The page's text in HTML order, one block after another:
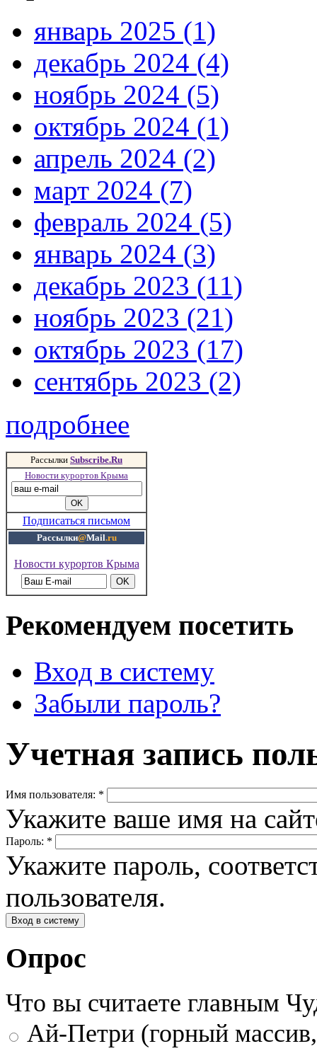
январь 2025 (1)
декабрь 2024 (4)
ноябрь 2024 (5)
октябрь 2024 (1)
апрель 2024 (2)
март 2024 (7)
февраль 2024 (5)
январь 2024 (3)
декабрь 2023 (11)
ноябрь 2023 (21)
октябрь 2023 (17)
сентябрь 2023 (2)
подробнее
Рассылки Subscribe.Ru
Новости курортов Крыма
Подписаться письмом
Рассылки@Mail.ru
Новости курортов Крыма
Рекомендуем посетить
Вход в систему
Забыли пароль?
Учетная запись
Имя пользователя: *
Укажите ваше имя на
Пароль: *
Укажите пароль,
пользователя.
Опрос
Что вы считаете главным
Ай-Петри (горный